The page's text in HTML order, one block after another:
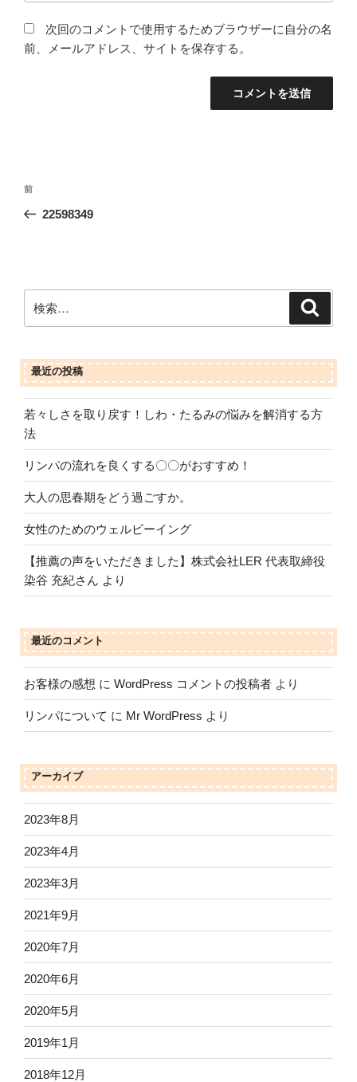
次回のコメントで使用するためブラウザーに自分の名
前、メールアドレス、サイトを保存する。
投
ナ
ー
シ
ン
前
の
前
22598349
索:
最近の投稿
若々しさを取り戻す！しわ・たるみの悩みを解消する方
法
リンパの流れを良くする〇〇がおすすめ！
大人の思春期をどう過ごすか。
女性のためのウェルビーイング
【推薦の声をいただきました】株式会社LER 代表取締役
染谷 充紀さん より
最近のコメント
お客様の感想 に WordPress コメントの投稿者 より
リンパについて に Mr WordPress より
アーカイブ
2023年8月
2023年4月
2023年3月
2021年9月
2020年7月
2020年6月
2020年5月
2019年1月
2018年12月